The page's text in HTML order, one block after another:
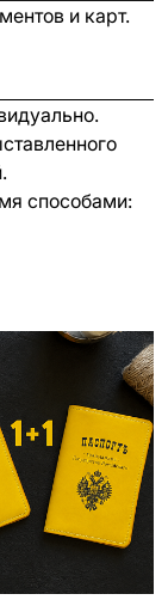
и карт.
способами: